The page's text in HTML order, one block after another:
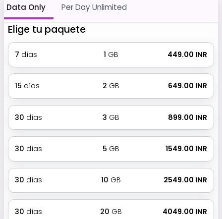
Data Only Per Day Unlimited
Elige tu paquete
7 días 1 GB ₹ 449.00 INR
15 días 2 GB ₹ 649.00 INR
30 días 3 GB ₹ 899.00 INR
30 días 5 GB ₹ 1549.00 INR
30 días 10 GB ₹ 2549.00 INR
30 días 20 GB ₹ 4049.00 INR